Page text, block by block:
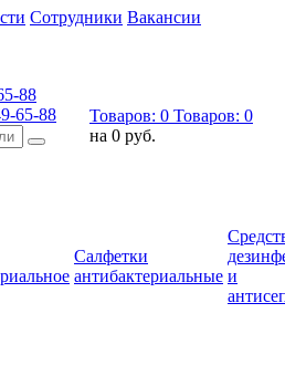
Сотрудники Вакансии
88
65-88 Товаров: 0 Товаров: 0
на 0 руб.
Салфетки
антибактериальные и